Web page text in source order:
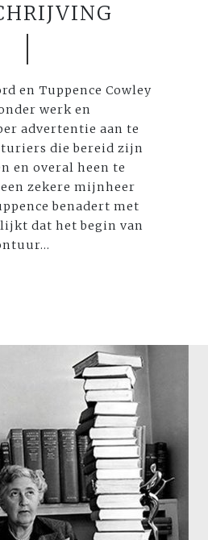
en Tuppence Cowley
werk en
advertentie aan te
die bereid zijn
en overal heen te
een zekere mijnheer
benadert met
dat het begin van